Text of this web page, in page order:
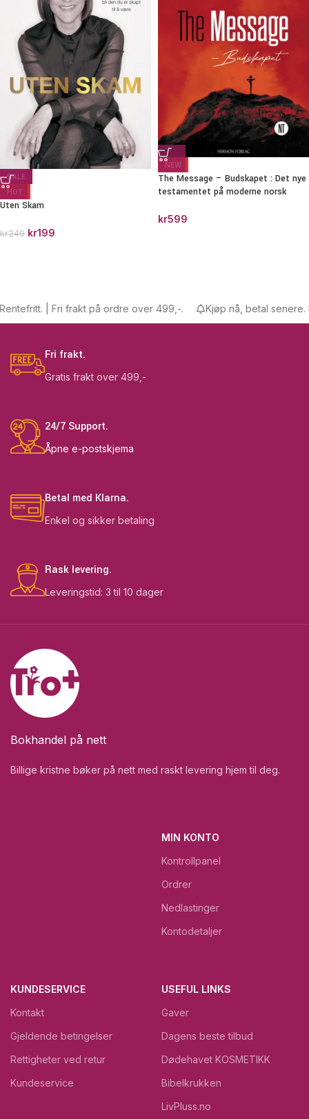
SALE
HOT
Uten Skam
kr249 kr199
NEW
The Message – Budskapet : Det nye
testamentet på moderne norsk
kr599
| Fri frakt på ordre over 499,-. Kjøp nå, betal senere.
Fri frakt.
Gratis frakt over 499,-
24/7 Support.
Åpne e-postskjema
Betal med Klarna.
Enkel og sikker betaling
Rask levering.
Leveringstid: 3 til 10 dager
Bokhandel på nett
Billige kristne bøker på nett med raskt levering hjem til deg.
MIN KONTO
Kontrollpanel
Ordrer
Nedlastinger
Kontodetaljer
KUNDESERVICE
Kontakt
Gjeldende betingelser
Rettigheter ved retur
Kundeservice
USEFUL LINKS
Gaver
Dagens beste tilbud
Dødehavet KOSMETIKK
Bibelkrukken
LivPluss.no